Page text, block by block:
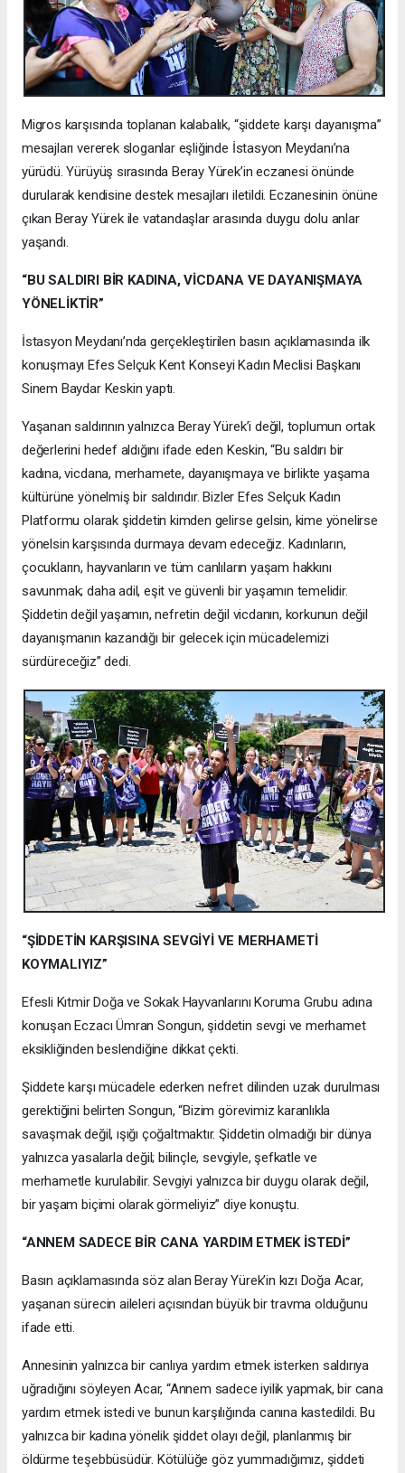
Migros karşısında toplanan kalabalık, “şiddete karşı dayanışma”
mesajları vererek sloganlar eşliğinde İstasyon Meydanı’na
yürüdü. Yürüyüş sırasında Beray Yürek’in eczanesi önünde
durularak kendisine destek mesajları iletildi. Eczanesinin önüne
çıkan Beray Yürek ile vatandaşlar arasında duygu dolu anlar
yaşandı.
“BU SALDIRI BİR KADINA, VİCDANA VE DAYANIŞMAYA
YÖNELİKTİR”
İstasyon Meydanı’nda gerçekleştirilen basın açıklamasında ilk
konuşmayı Efes Selçuk Kent Konseyi Kadın Meclisi Başkanı
Sinem Baydar Keskin yaptı.
Yaşanan saldırının yalnızca Beray Yürek’i değil, toplumun ortak
değerlerini hedef aldığını ifade eden Keskin, “Bu saldırı bir
kadına, vicdana, merhamete, dayanışmaya ve birlikte yaşama
kültürüne yönelmiş bir saldırıdır. Bizler Efes Selçuk Kadın
Platformu olarak şiddetin kimden gelirse gelsin, kime yönelirse
yönelsin karşısında durmaya devam edeceğiz. Kadınların,
çocukların, hayvanların ve tüm canlıların yaşam hakkını
savunmak; daha adil, eşit ve güvenli bir yaşamın temelidir.
Şiddetin değil yaşamın, nefretin değil vicdanın, korkunun değil
dayanışmanın kazandığı bir gelecek için mücadelemizi
sürdüreceğiz” dedi.
“ŞİDDETİN KARŞISINA SEVGİYİ VE MERHAMETİ
KOYMALIYIZ”
Efesli Kıtmir Doğa ve Sokak Hayvanlarını Koruma Grubu adına
konuşan Eczacı Ümran Songun, şiddetin sevgi ve merhamet
eksikliğinden beslendiğine dikkat çekti.
Şiddete karşı mücadele ederken nefret dilinden uzak durulması
gerektiğini belirten Songun, “Bizim görevimiz karanlıkla
savaşmak değil, ışığı çoğaltmaktır. Şiddetin olmadığı bir dünya
yalnızca yasalarla değil; bilinçle, sevgiyle, şefkatle ve
merhametle kurulabilir. Sevgiyi yalnızca bir duygu olarak değil,
bir yaşam biçimi olarak görmeliyiz” diye konuştu.
“ANNEM SADECE BİR CANA YARDIM ETMEK İSTEDİ”
Basın açıklamasında söz alan Beray Yürek’in kızı Doğa Acar,
yaşanan sürecin aileleri açısından büyük bir travma olduğunu
ifade etti.
Annesinin yalnızca bir canlıya yardım etmek isterken saldırıya
uğradığını söyleyen Acar, “Annem sadece iyilik yapmak, bir cana
yardım etmek istedi ve bunun karşılığında canına kastedildi. Bu
yalnızca bir kadına yönelik şiddet olayı değil, planlanmış bir
öldürme teşebbüsüdür. Kötülüğe göz yummadığımız, şiddeti